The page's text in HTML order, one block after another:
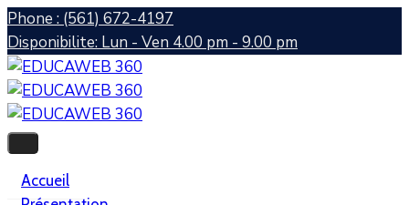
Phone : (561) 672-4197
Disponibilite: Lun - Ven 4.00 pm - 9.00 pm
Accueil